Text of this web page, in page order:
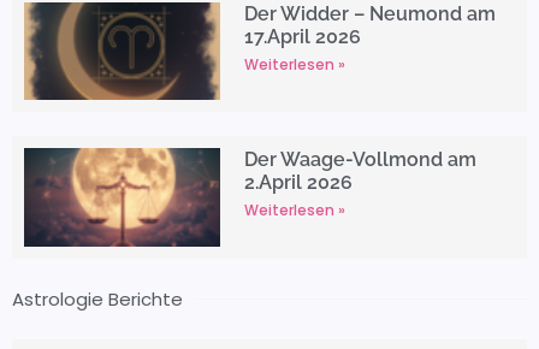
Der Widder – Neumond am
17.April 2026
Weiterlesen »
Der Waage-Vollmond am
2.April 2026
Weiterlesen »
Astrologie Berichte